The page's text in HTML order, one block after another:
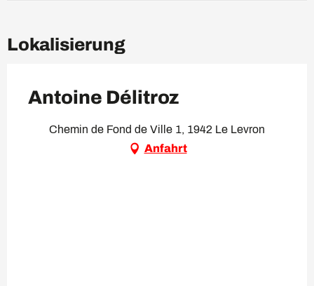
Lokalisierung
Antoine Délitroz
Chemin de Fond de Ville 1, 1942 Le Levron
Anfahrt